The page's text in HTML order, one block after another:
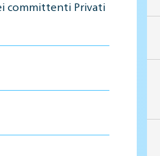
committenti Privati